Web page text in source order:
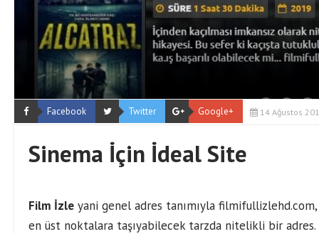
Facebook Twitter Google+ 14 Ağustos
Sinema İçin İdeal Site
Film İzle yani genel adres tanımıyla
en üst noktalara taşıyabilecek tarzda nitelikli bir